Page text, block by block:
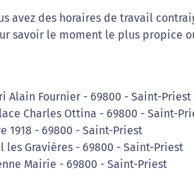
avez des horaires de travail
savoir le moment le plus propice
Alain Fournier - 69800 - Saint-Priest
Charles Ottina - 69800 - Saint-
1918 - 69800 - Saint-Priest
Gravières - 69800 - Saint-Priest
Mairie - 69800 - Saint-Priest